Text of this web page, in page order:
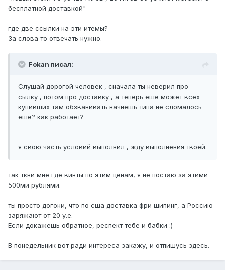
бесплатной доставкой"
где две ссылки на эти итемы?
За слова то отвечать нужно.
Fokan писал:
Слушай дорогой человек , сначала ты неверил про
сылку , потом про доставку , а теперь еше может всех
купивших там обзванивать начнешь типа не сломалось
еше? как работает?
я свою часть условий выполнил , жду выполнения твоей.
так ткни мне где винты по этим ценам, я не постаю за этими
500ми рублями.
ты просто догони, что по сша доставка фри шипинг, а Россию
заряжают от 20 у.е.
Если докажешь обратное, респект тебе и бабки :)
В понедельник вот ради интереса закажу, и отпишусь здесь.